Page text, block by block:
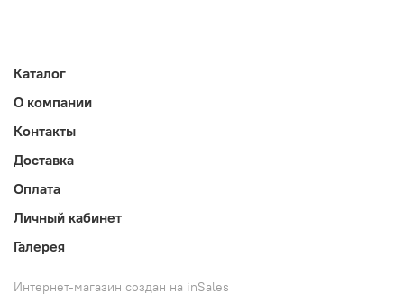
Каталог
О компании
Контакты
Доставка
Оплата
Личный кабинет
Галерея
Интернет-магазин создан на inSales